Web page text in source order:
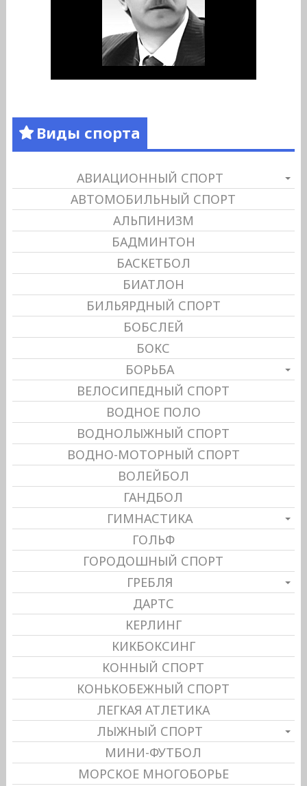
Виды спорта
АВИАЦИОННЫЙ СПОРТ
АВТОМОБИЛЬНЫЙ СПОРТ
АЛЬПИНИЗМ
БАДМИНТОН
БАСКЕТБОЛ
БИАТЛОН
БИЛЬЯРДНЫЙ СПОРТ
БОБСЛЕЙ
БОКС
БОРЬБА
ВЕЛОСИПЕДНЫЙ СПОРТ
ВОДНОЕ ПОЛО
ВОДНОЛЫЖНЫЙ СПОРТ
ВОДНО-МОТОРНЫЙ СПОРТ
ВОЛЕЙБОЛ
ГАНДБОЛ
ГИМНАСТИКА
ГОЛЬФ
ГОРОДОШНЫЙ СПОРТ
ГРЕБЛЯ
ДАРТС
КЕРЛИНГ
КИКБОКСИНГ
КОННЫЙ СПОРТ
КОНЬКОБЕЖНЫЙ СПОРТ
ЛЕГКАЯ АТЛЕТИКА
ЛЫЖНЫЙ СПОРТ
МИНИ-ФУТБОЛ
МОРСКОЕ МНОГОБОРЬЕ